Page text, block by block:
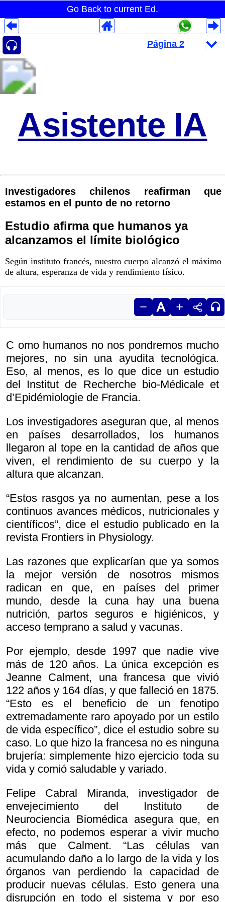
Go Back to current Ed.
Asistente IA
Investigadores chilenos reafirman que
estamos en el punto de no retorno
Estudio afirma que humanos ya
alcanzamos el límite biológico
Según instituto francés, nuestro cuerpo alcanzó el máximo
de altura, esperanza de vida y rendimiento físico.
C omo humanos no nos pondremos mucho
mejores, no sin una ayudita tecnológica.
Eso, al menos, es lo que dice un estudio
del Institut de Recherche bio-Médicale et
d’Epidémiologie de Francia.
Los investigadores aseguran que, al menos
en países desarrollados, los humanos
llegaron al tope en la cantidad de años que
viven, el rendimiento de su cuerpo y la
altura que alcanzan.
“Estos rasgos ya no aumentan, pese a los
continuos avances médicos, nutricionales y
científicos”, dice el estudio publicado en la
revista Frontiers in Physiology.
Las razones que explicarían que ya somos
la mejor versión de nosotros mismos
radican en que, en países del primer
mundo, desde la cuna hay una buena
nutrición, partos seguros e higiénicos, y
acceso temprano a salud y vacunas.
Por ejemplo, desde 1997 que nadie vive
más de 120 años. La única excepción es
Jeanne Calment, una francesa que vivió
122 años y 164 días, y que falleció en 1875.
“Esto es el beneficio de un fenotipo
extremadamente raro apoyado por un estilo
de vida específico”, dice el estudio sobre su
caso. Lo que hizo la francesa no es ninguna
brujería: simplemente hizo ejercicio toda su
vida y comió saludable y variado.
Felipe Cabral Miranda, investigador de
envejecimiento del Instituto de
Neurociencia Biomédica asegura que, en
efecto, no podemos esperar a vivir mucho
más que Calment. “Las células van
acumulando daño a lo largo de la vida y los
órganos van perdiendo la capacidad de
producir nuevas células. Esto genera una
disrupción en todo el sistema y por eso
Despliegues Analytics
Despliegues Totales
Despliegues por Rubros